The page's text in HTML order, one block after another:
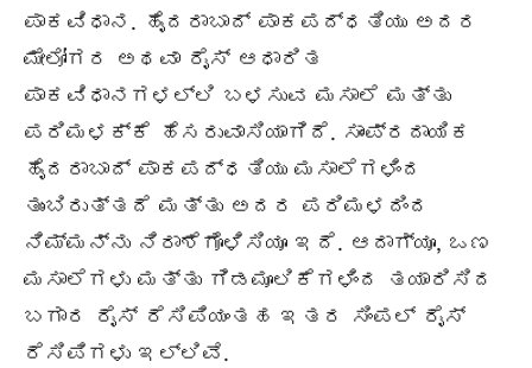
ಪಾಕವಿಧಾನ. ಹೈದರಾಬಾದ್ ಪಾಕಪದ್ಧತಿಯು ಅದರ
ಮೇಲೋಗರ ಅಥವಾ ರೈಸ್ ಆಧಾರಿತ
ಪಾಕವಿಧಾನಗಳಲ್ಲಿ ಬಳಸುವ ಮಸಾಲೆ ಮತ್ತು
ಪರಿಮಳಕ್ಕೆ ಹೆಸರುವಾಸಿಯಾಗಿದೆ. ಸಾಂಪ್ರದಾಯಿಕ
ಹೈದರಾಬಾದ್ ಪಾಕಪದ್ಧತಿಯು ಮಸಾಲೆಗಳಿಂದ
ತುಂಬಿರುತ್ತದೆ ಮತ್ತು ಅದರ ಪರಿಮಳದಿಂದ
ನಿಮ್ಮನ್ನು ನಿರಾಶೆಗೊಳಿಸಿಯೂ ಇದೆ. ಆದಾಗ್ಯೂ, ಒಣ
ಮಸಾಲೆಗಳು ಮತ್ತು ಗಿಡಮೂಲಿಕೆಗಳಿಂದ ತಯಾರಿಸಿದ
ಬಗಾರ ರೈಸ್ ರೆಸಿಪಿಯಂತಹ ಇತರ ಸಿಂಪಲ್ ರೈಸ್
ರೆಸಿಪಿಗಳು ಇಲ್ಲಿವೆ.